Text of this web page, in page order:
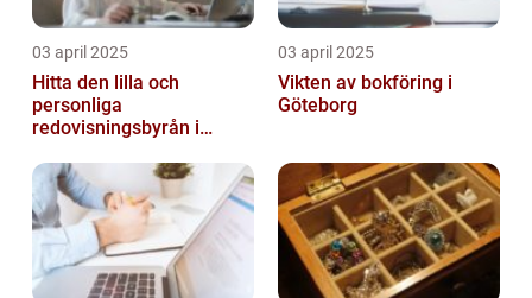
03 april 2025
Hitta den lilla och
personliga
redovisningsbyrån i
03 april 2025
Vikten av bokföring i
Göteborg